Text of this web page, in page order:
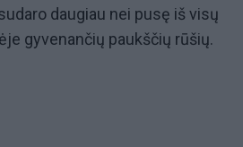
daugiau nei pusę iš visų
gyvenančių paukščių rūšių.